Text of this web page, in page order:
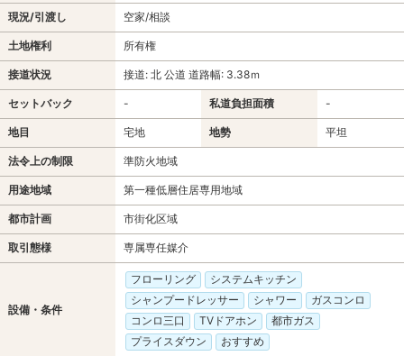
現況/引渡し 空家/相談
土地権利 所有権
接道状況 接道: 北 公道 道路幅: 3.38ｍ
セットバック - 私道負担面積 -
地目 宅地 地勢 平坦
法令上の制限 準防火地域
用途地域 第一種低層住居専用地域
都市計画 市街化区域
取引態様 専属専任媒介
設備・条件
フローリング
システムキッチン
シャンプードレッサー
シャワー
ガスコンロ
コンロ三口
TVドアホン
都市ガス
プライスダウン
おすすめ